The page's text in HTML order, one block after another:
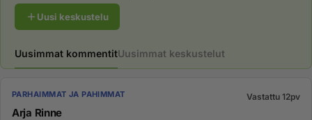
Uusi keskustelu
Uusimmat kommentitUusimmat keskustelut
PARHAIMMAT JA PAHIMMAT Vastattu 12pv
Arja Rinne